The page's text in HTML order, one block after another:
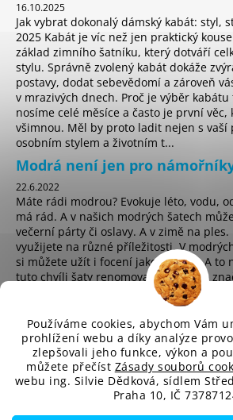
Používáme cookies, abychom Vám
prohlížení webu a díky analýze
zlepšovali jeho funkce, výkon a
můžete přečíst Zásady souborů
webu ing. Silvie Dědková, sídlem
Praha 10, IČ
16.10.2025
Jak vybrat dokonalý dámský kabát: styl,
2025 Kabát je víc než jen praktický
základ zimního šatníku, který dotváří
stylu. Správně zvolený kabát dokáže
postavy, dodat sebevědomí a zároveň
v mrazivých dnech. Proč je výběr
nosíme celé měsíce a často je první
všimnou. Měl by proto ladit nejen s vaší
osobním stylem a životním t...
Modrá není jen pro
22.6.2022
Máte rádi modrou? Evokuje léto, vodu,
má rád. A v našich modrých šatech
večerní párty či oslavy. A v zimě na
využijete na různé příležitosti. V
si můžete užít i focení jako hvězda. A to
tuto chvíli šaty renomované anglické
koupíte za pouhých 225 Kč! ...
sd